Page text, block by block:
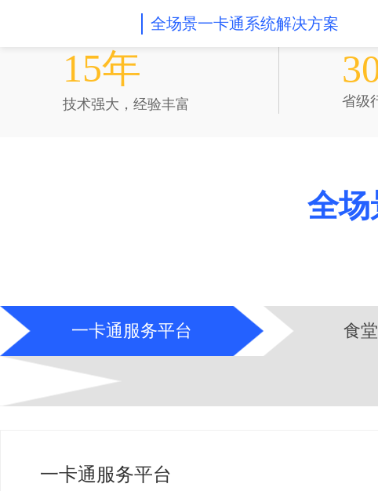
全场景一卡通系统解决方案
15年
技术强大，经验丰富 省级
全场
一卡通服务平台 食
一卡通服务平台